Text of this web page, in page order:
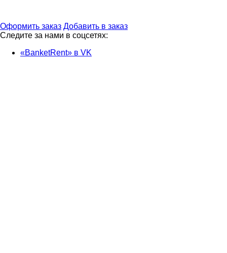
Оформить заказ Добавить в заказ
Следите за нами в соцсетях:
«BanketRent» в VK